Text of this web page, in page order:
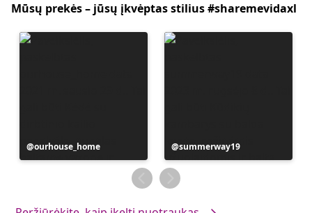
Mūsų prekės – jūsų įkvėptas stilius #sharemevidaxl
Įrašą
paskelbė
ourhouse_home
Įrašą
paskelbė
summerway19